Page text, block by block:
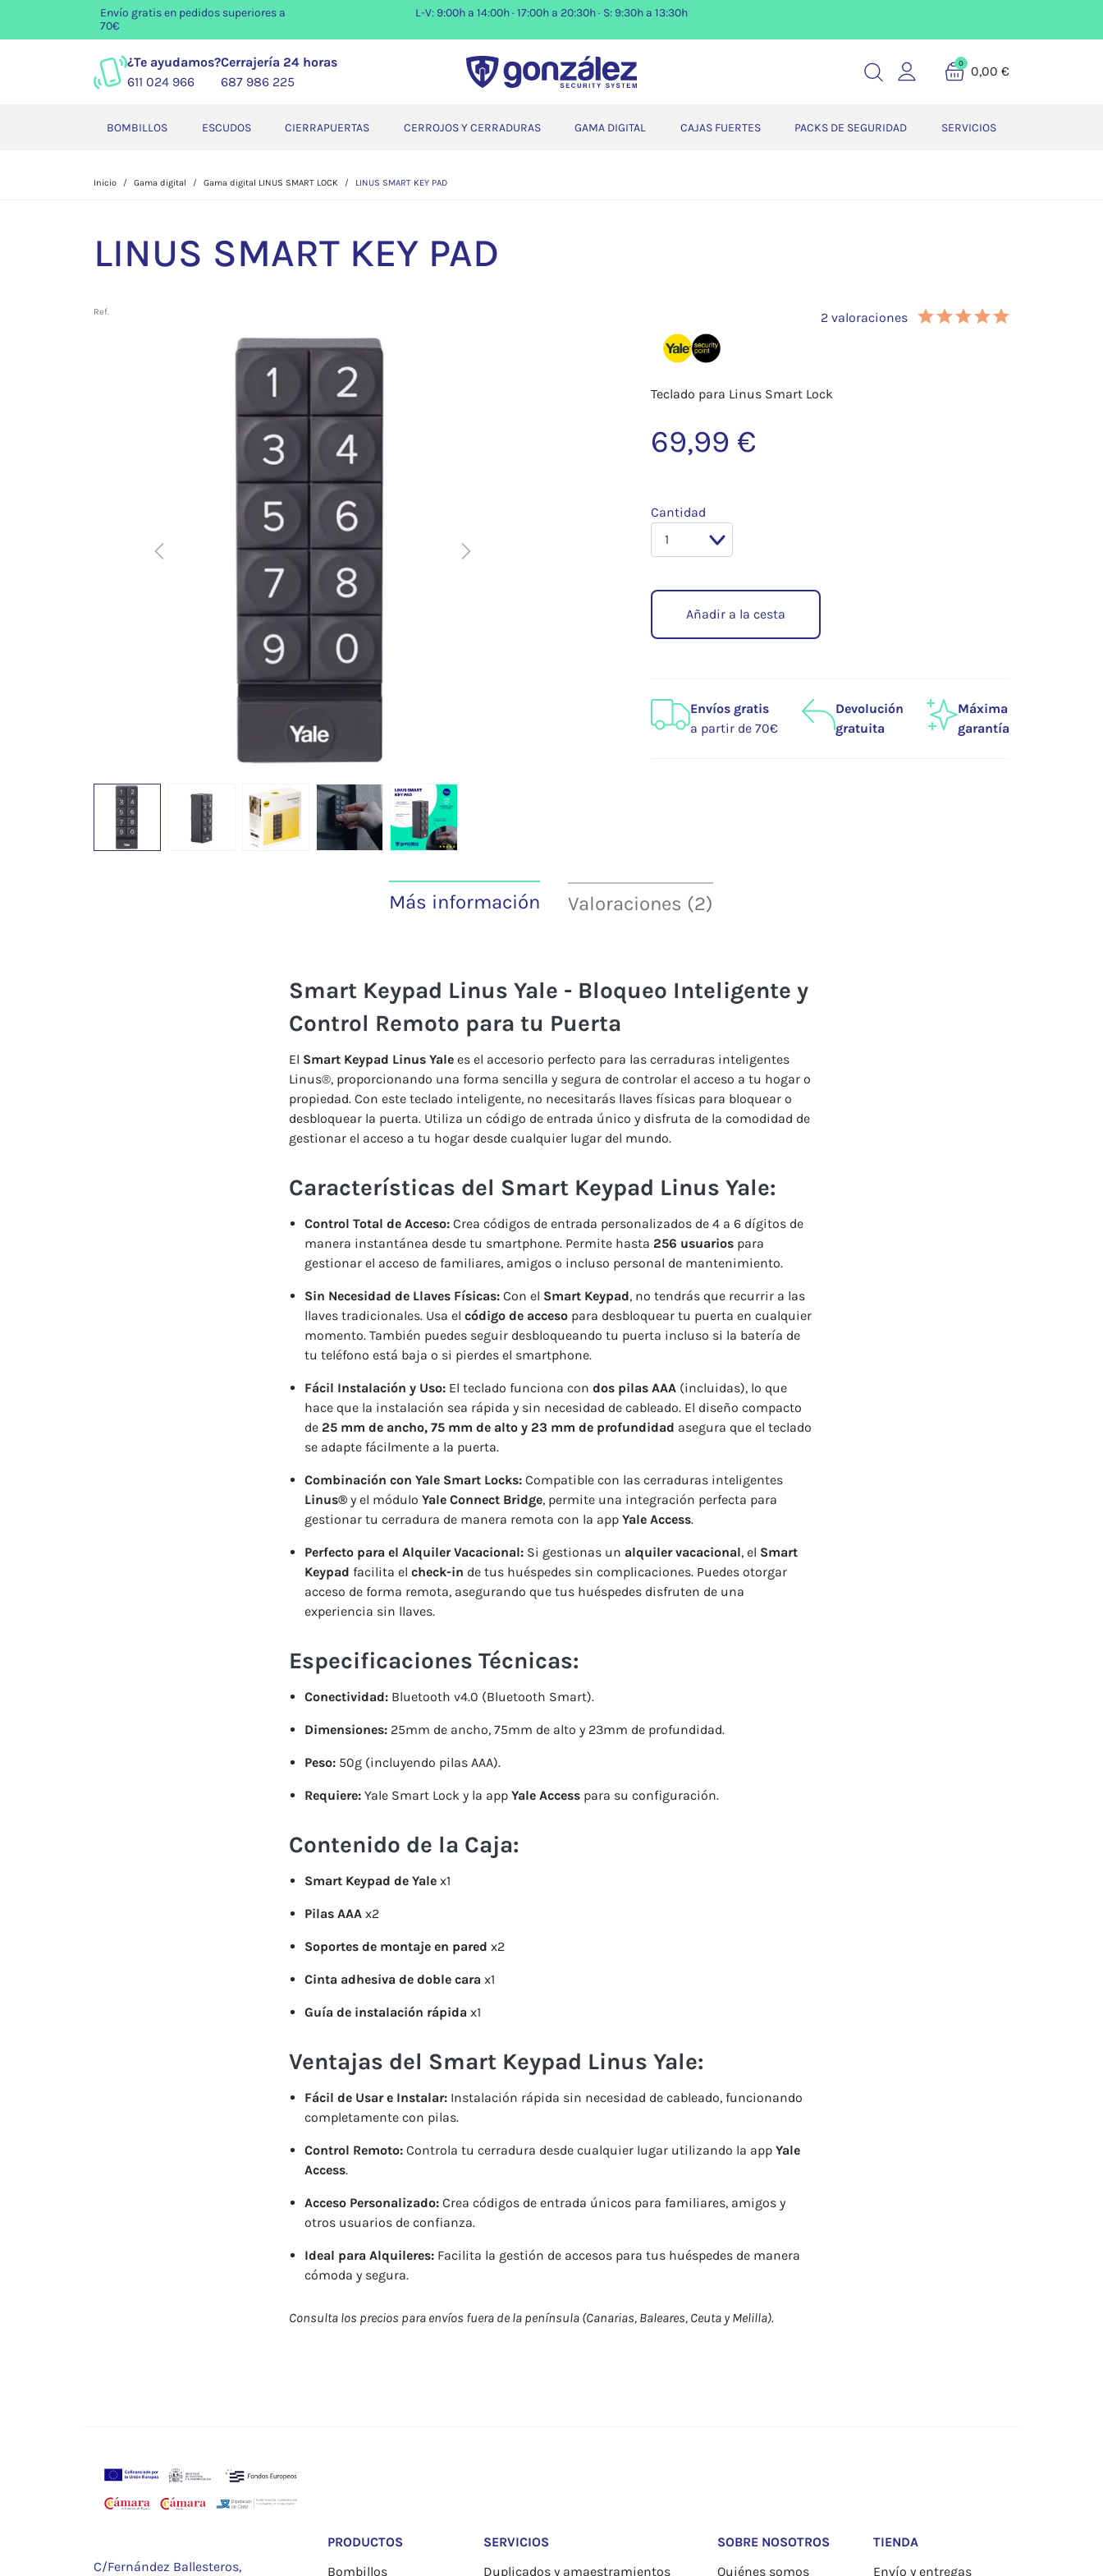
Envío gratisen pedidos superiores a
70€
L-V: 9:00h a 14:00h · 17:00h a 20:30h · S: 9:30h a 13:30h
¿Te ayudamos?
611 024 966
Cerrajería 24 horas
687 986 225
0 0,00 €
BOMBILLOS ESCUDOS CIERRAPUERTAS CERROJOS Y CERRADURAS GAMA DIGITAL CAJAS FUERTES PACKS DE SEGURIDAD SERVICIOS
Inicio Gama digital Gama digital LINUS SMART LOCK LINUS SMART KEY PAD
LINUS SMART KEY PAD
Ref. 2 valoraciones
Previous Next
Teclado para Linus Smart Lock
69,99 €
Cantidad
Añadir a la cesta
Envíos gratis
a partir de 70€
Devolución
gratuita
Máxima
garantía
Más información Valoraciones (2)
Smart Keypad Linus Yale - Bloqueo Inteligente y
Control Remoto para tu Puerta
El Smart Keypad Linus Yalees el accesorio perfecto para las cerraduras inteligentes
Linus®, proporcionando una forma sencilla y segura de controlar el acceso a tu hogar o
propiedad. Con este teclado inteligente, no necesitarás llaves físicas para bloquear o
desbloquear la puerta. Utiliza un código de entrada único y disfruta de la comodidad de
gestionar el acceso a tu hogar desde cualquier lugar del mundo.
Características del Smart Keypad Linus Yale:
Control Total de Acceso:Crea códigos de entrada personalizados de 4 a 6 dígitos de
manera instantánea desde tu smartphone. Permite hasta 256 usuariospara
gestionar el acceso de familiares, amigos o incluso personal de mantenimiento.
Sin Necesidad de Llaves Físicas:Con el Smart Keypad, no tendrás que recurrir a las
llaves tradicionales. Usa el código de accesopara desbloquear tu puerta en cualquier
momento. También puedes seguir desbloqueando tu puerta incluso si la batería de
tu teléfono está baja o si pierdes el smartphone.
Fácil Instalación y Uso:El teclado funciona con dos pilas AAA(incluidas), lo que
hace que la instalación sea rápida y sin necesidad de cableado. El diseño compacto
de 25 mm de ancho, 75 mm de alto y 23 mm de profundidad asegura que el teclado
se adapte fácilmente a la puerta.
Combinación con Yale Smart Locks:Compatible con las cerraduras inteligentes
Linus®y el módulo Yale Connect Bridge, permite una integración perfecta para
gestionar tu cerradura de manera remota con la app Yale Access.
Perfecto para el Alquiler Vacacional:Si gestionas un alquiler vacacional, el Smart
Keypad facilita el check-in de tus huéspedes sin complicaciones. Puedes otorgar
acceso de forma remota, asegurando que tus huéspedes disfruten de una
experiencia sin llaves.
Especificaciones Técnicas:
Conectividad:Bluetooth v4.0 (Bluetooth Smart).
Dimensiones:25mm de ancho, 75mm de alto y 23mm de profundidad.
Peso:50g (incluyendo pilas AAA).
Requiere:Yale Smart Lock y la app Yale Accesspara su configuración.
Contenido de la Caja:
Smart Keypad de Yalex1
Pilas AAAx2
Soportes de montaje en pared x2
Cinta adhesiva de doble cara x1
Guía de instalación rápida x1
Ventajas del Smart Keypad Linus Yale:
Fácil de Usar e Instalar:Instalación rápida sin necesidad de cableado, funcionando
completamente con pilas.
Control Remoto:Controla tu cerradura desde cualquier lugar utilizando la app Yale
Access.
Acceso Personalizado:Crea códigos de entrada únicos para familiares, amigos y
otros usuarios de confianza.
Ideal para Alquileres:Facilita la gestión de accesos para tus huéspedes de manera
cómoda y segura.
Consulta los precios para envíos fuera de la península (Canarias, Baleares, Ceuta y Melilla).
C/Fernández Ballesteros,
PRODUCTOS
Bombillos
SERVICIOS
Duplicados y amaestramientos
SOBRE NOSOTROS
Quiénes somos
TIENDA
Envío y entregas